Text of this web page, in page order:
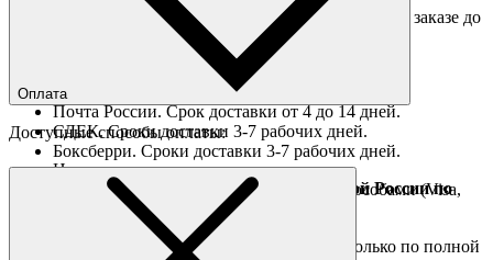
Доставка "день в день" в пределах МКАД (при заказе до
Ориентировочные сроки доставки по России
Почта России. Срок доставки от 4 до 14 дней.
СДЕК. Сроки доставки 3-7 рабочих дней.
Боксберри. Сроки доставки 3-7 рабочих дней.
Доставка за границу осуществляется Почтой России по
полной предоплате
Подробные условия
Оплата
Доступные способы оплаты:
Наличными при получении
Оплата он-лайн всеми популярными способами (Visa,
Mastercard и тд.)
Товары со скидкой отправляются по России только по полной